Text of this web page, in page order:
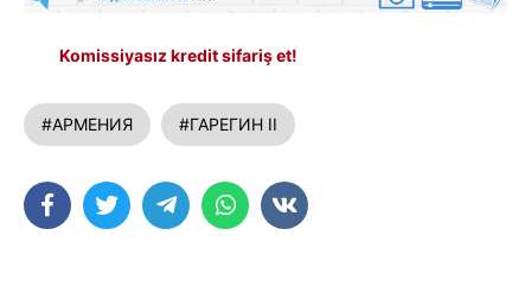
Komissiyasız kredit sifariş et!
#АРМЕНИЯ #ГАРЕГИН II